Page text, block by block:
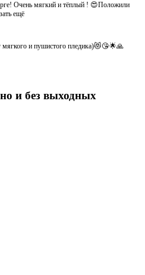
Очень мягкий и тёплый ! 😍Положили
ещё
и пушистого пледика)😻😘🌟🙏
и без выходных